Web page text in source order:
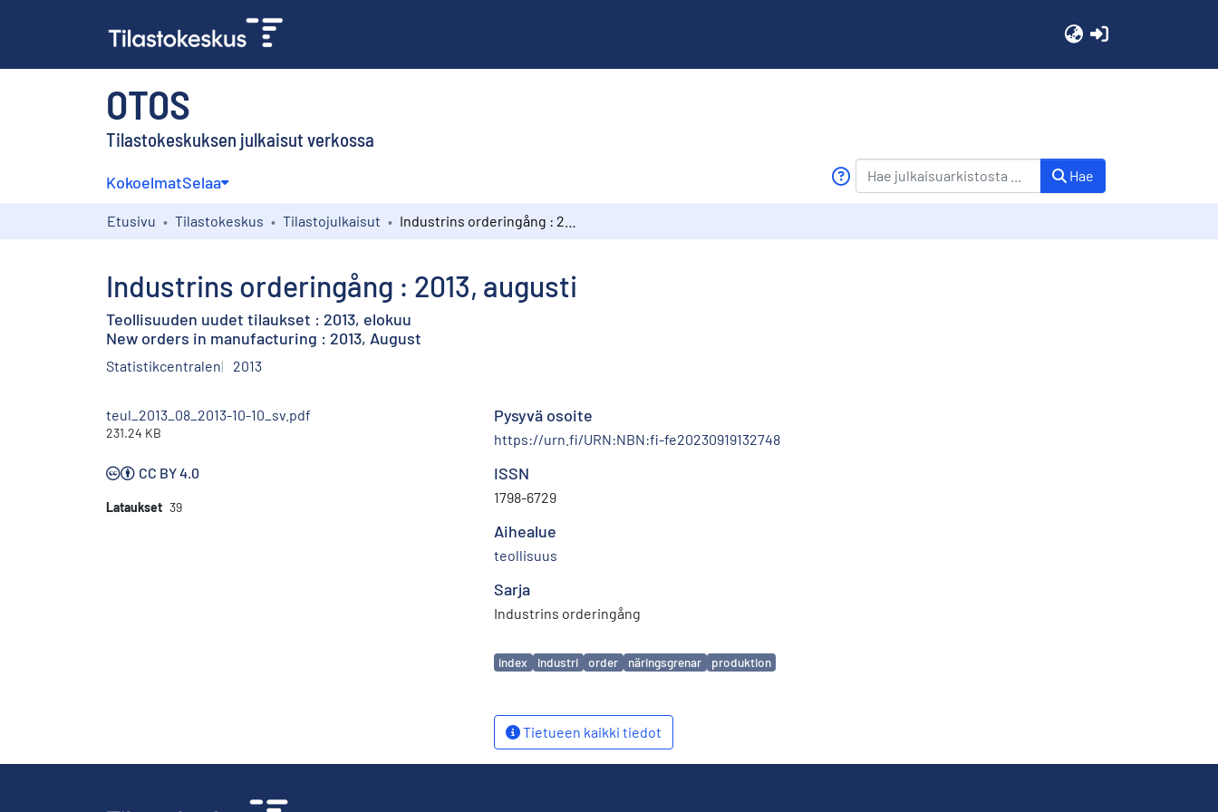
OTOS
Tilastokeskuksen julkaisut verkossa
KokoelmatSelaa Hae
Etusivu Tilastokeskus Tilastojulkaisut
Industrins orderingång : 2013, augusti
Teollisuuden uudet tilaukset : 2013, elokuu
New orders in manufacturing : 2013, August
Statistikcentralen 2013
teul_2013_08_2013-10-10_sv.pdf
231.24 KB
CC BY 4.0
Lataukset 39
Pysyvä osoite
https://urn.fi/URN:NBN:fi-fe20230919132748
ISSN
1798-6729
Aihealue
teollisuus
Sarja
Industrins orderingång
Avainsanat
index industri order näringsgrenar produktion
Tietueen kaikki tiedot